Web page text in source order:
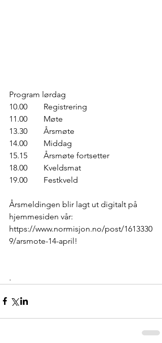
Program lørdag
10.00        Registrering
11.00        Møte
13.30        Årsmøte
14.00        Middag
15.15        Årsmøte fortsetter
18.00        Kveldsmat
19.00        Festkveld
Årsmeldingen blir lagt ut digitalt på
hjemmesiden vår:
https://www.normisjon.no/post/1613330
9/arsmote-14-april!
.